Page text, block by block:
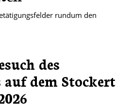
rundum den
des
dem Stockert